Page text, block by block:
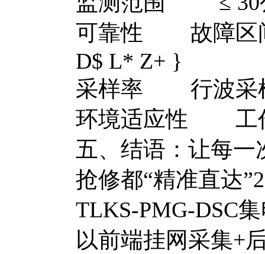
可靠性 故障区
D$ L* Z+ }
采样率 行波采
环境适应性 工
五、结语：让每一
抢修都“精准直达”
TLKS-PMG-DSC
以前端挂网采集+